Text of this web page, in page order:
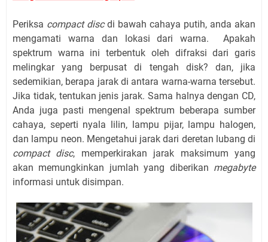
Periksa compact discdi bawah cahaya putih, anda akan
mengamati warna dan lokasi dari warna. Apakah
spektrum warna ini terbentuk oleh difraksi dari garis
melingkar yang berpusat di tengah disk? dan, jika
sedemikian, berapa jarak di antara warna-warna tersebut.
Jika tidak, tentukan jenis jarak. Sama halnya dengan CD,
Anda juga pasti mengenal spektrum beberapa sumber
cahaya, seperti nyala lilin, lampu pijar, lampu halogen,
dan lampu neon. Mengetahui jarak dari deretan lubang di
compact disc, memperkirakan jarak maksimum yang
akan memungkinkan jumlah yang diberikan megabyte
informasi untuk disimpan.